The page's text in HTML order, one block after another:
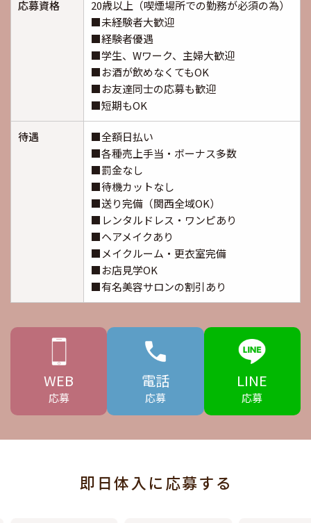
応募資格
20歳以上（喫煙場所での勤務が必須の為）
■未経験者大歓迎
■経験者優遇
■学生、Wワーク、主婦大歓迎
■お酒が飲めなくてもOK
■お友達同士の応募も歓迎
■短期もOK
待遇
■全額日払い
■各種売上手当・ボーナス多数
■罰金なし
■待機カットなし
■送り完備（関西全域OK）
■レンタルドレス・ワンピあり
■ヘアメイクあり
■メイクルーム・更衣室完備
■お店見学OK
■有名美容サロンの割引あり
WEB
応募
電話
応募
LINE
応募
即日体入に応募する